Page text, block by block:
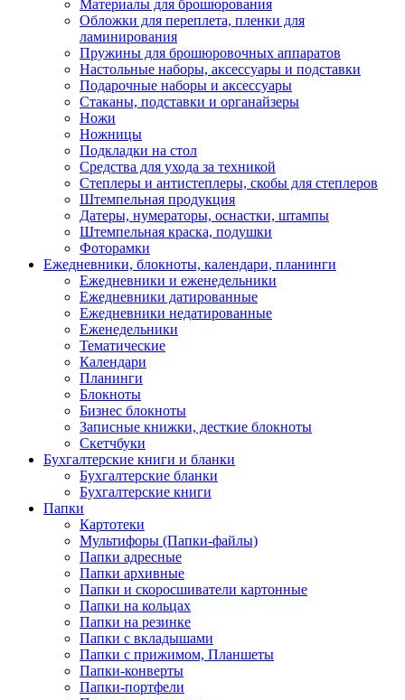
Материалы для брошюрования
Обложки для переплета, пленки для
ламинирования
Пружины для брошюровочных аппаратов
Настольные наборы, аксессуары и подставки
Подарочные наборы и аксессуары
Стаканы, подставки и органайзеры
Ножи
Ножницы
Подкладки на стол
Средства для ухода за техникой
Степлеры и антистеплеры, скобы для степлеров
Штемпельная продукция
Датеры, нумераторы, оснастки, штампы
Штемпельная краска, подушки
Фоторамки
Ежедневники, блокноты, календари, планинги
Ежедневники и еженедельники
Ежедневники датированные
Ежедневники недатированные
Еженедельники
Тематические
Календари
Планинги
Блокноты
Бизнес блокноты
Записные книжки, десткие блокноты
Скетчбуки
Бухгалтерские книги и бланки
Бухгалтерские бланки
Бухгалтерские книги
Папки
Картотеки
Мультифоры (Папки-файлы)
Папки адресные
Папки архивные
Папки и скоросшиватели картонные
Папки на кольцах
Папки на резинке
Папки с вкладышами
Папки с прижимом, Планшеты
Папки-конверты
Папки-портфели